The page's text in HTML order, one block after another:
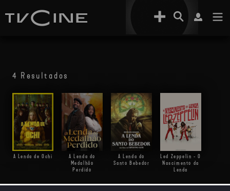
4 Resultados
A Lenda de Ochi
A Lenda do
Medalhão
Perdido
A Lenda do
Santo Bebedor
Led Zeppelin - O
Nascimento da
Lenda